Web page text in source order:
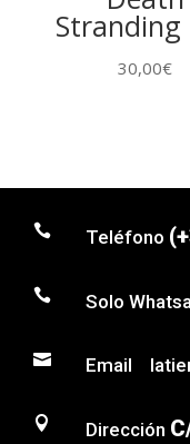
Stranding
30,00€
 Teléfono
 Solo
 Email
 Dirección